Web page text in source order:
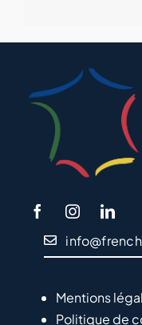
Mentions
Politique de